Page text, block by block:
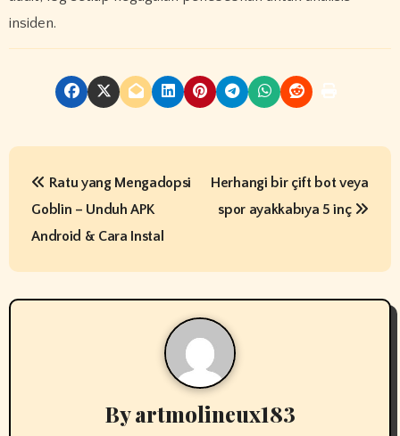
insiden.
P
t
n
Ratu yang Mengadopsi
Goblin – Unduh APK
Android & Cara Instal
Herhangi bir çift bot veya
spor ayakkabıya 5 inç
Byartmolineux183